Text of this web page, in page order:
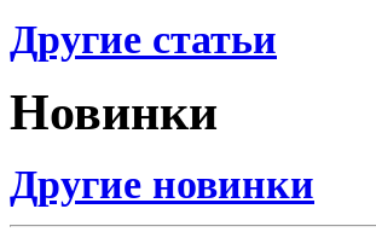
Другие статьи
Новинки
Другие новинки